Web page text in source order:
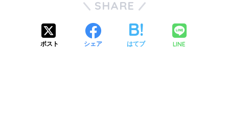
SHARE
ポスト シェア はてブ LINE